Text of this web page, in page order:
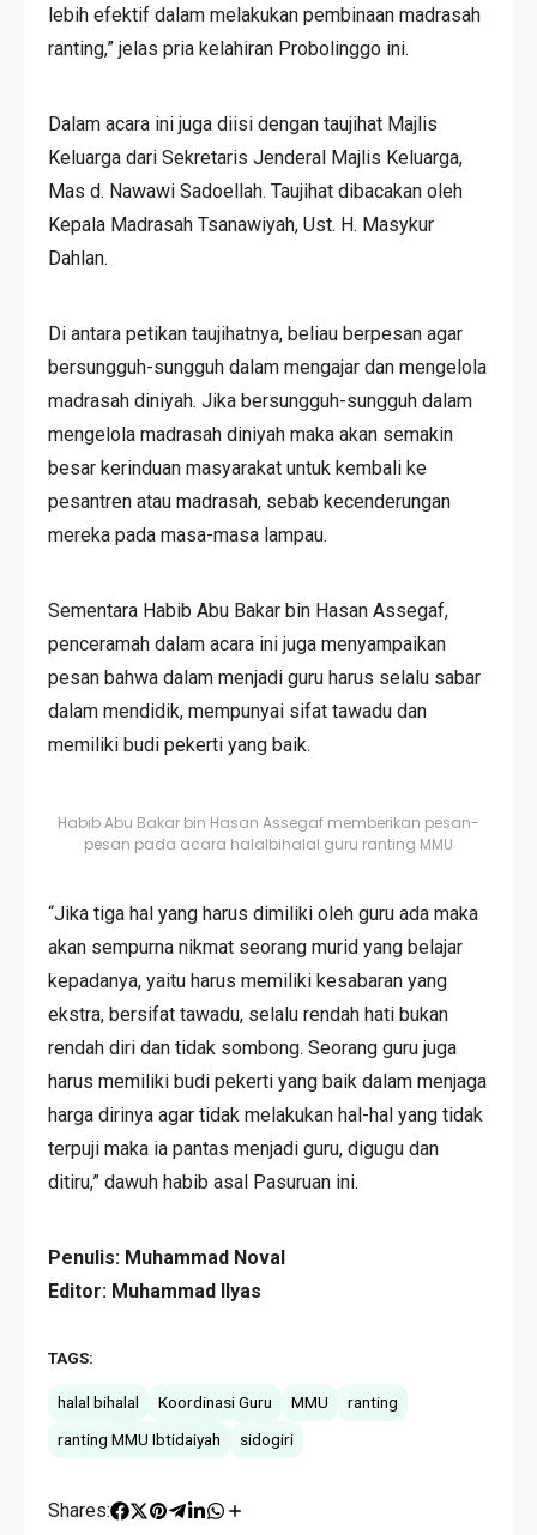
lebih efektif dalam melakukan pembinaan madrasah
ranting,” jelas pria kelahiran Probolinggo ini.
Dalam acara ini juga diisi dengan taujihat Majlis
Keluarga dari Sekretaris Jenderal Majlis Keluarga,
Mas d. Nawawi Sadoellah. Taujihat dibacakan oleh
Kepala Madrasah Tsanawiyah, Ust. H. Masykur
Dahlan.
Di antara petikan taujihatnya, beliau berpesan agar
bersungguh-sungguh dalam mengajar dan mengelola
madrasah diniyah. Jika bersungguh-sungguh dalam
mengelola madrasah diniyah maka akan semakin
besar kerinduan masyarakat untuk kembali ke
pesantren atau madrasah, sebab kecenderungan
mereka pada masa-masa lampau.
Sementara Habib Abu Bakar bin Hasan Assegaf,
penceramah dalam acara ini juga menyampaikan
pesan bahwa dalam menjadi guru harus selalu sabar
dalam mendidik, mempunyai sifat tawadu dan
memiliki budi pekerti yang baik.
Habib Abu Bakar bin Hasan Assegaf memberikan pesan-
pesan pada acara halalbihalal guru ranting MMU
“Jika tiga hal yang harus dimiliki oleh guru ada maka
akan sempurna nikmat seorang murid yang belajar
kepadanya, yaitu harus memiliki kesabaran yang
ekstra, bersifat tawadu, selalu rendah hati bukan
rendah diri dan tidak sombong. Seorang guru juga
harus memiliki budi pekerti yang baik dalam menjaga
harga dirinya agar tidak melakukan hal-hal yang tidak
terpuji maka ia pantas menjadi guru, digugu dan
ditiru,” dawuh habib asal Pasuruan ini.
Penulis: Muhammad Noval
Editor: Muhammad Ilyas
TAGS:
halal bihalal Koordinasi Guru MMU
ranting
ranting MMU Ibtidaiyah
sidogiri
Shares: